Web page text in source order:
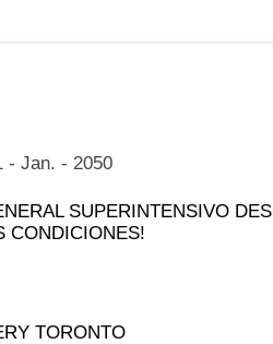
- Jan. - 2050
CONDICIONES!
TORONTO